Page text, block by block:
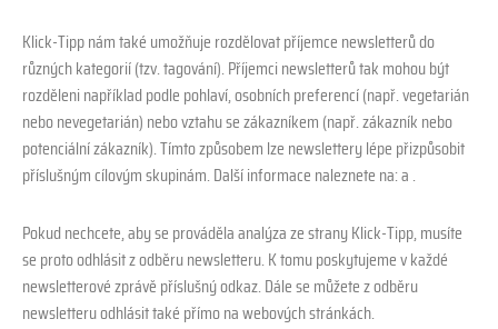
Klick-Tipp nám také umožňuje rozdělovat příjemce newsletterů do
různých kategorií (tzv. tagování). Příjemci newsletterů tak mohou být
rozděleni například podle pohlaví, osobních preferencí (např. vegetarián
nebo nevegetarián) nebo vztahu se zákazníkem (např. zákazník nebo
potenciální zákazník). Tímto způsobem lze newslettery lépe přizpůsobit
příslušným cílovým skupinám. Další informace naleznete na: a .
Pokud nechcete, aby se prováděla analýza ze strany Klick-Tipp, musíte
se proto odhlásit z odběru newsletteru. K tomu poskytujeme v každé
newsletterové zprávě příslušný odkaz. Dále se můžete z odběru
newsletteru odhlásit také přímo na webových stránkách.